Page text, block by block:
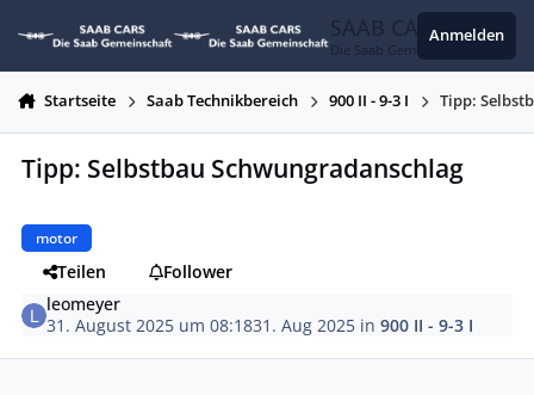
SAAB CARS
Die Saab Gemeinschaft
Anmelden
Startseite Saab Technikbereich 900 II - 9-3 I Tipp:
Tipp: Selbstbau Schwungradanschlag
motor
Teilen
Follower
leomeyer
31. August 2025 um 08:1831. Aug 2025 in900 II - 9-3 I